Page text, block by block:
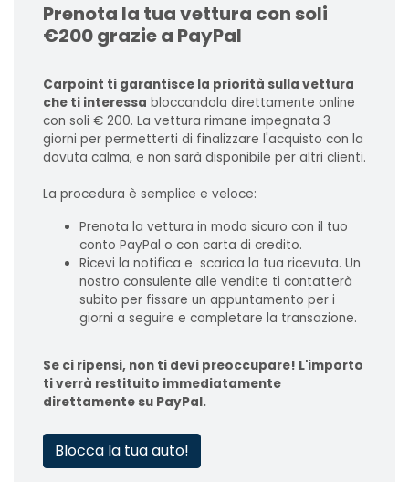
Prenota la tua vettura con soli
€200 grazie a PayPal
Carpoint ti garantisce la priorità sulla vettura
che ti interessa bloccandola direttamente online
con soli € 200. La vettura rimane impegnata 3
giorni per permetterti di finalizzare l'acquisto con la
dovuta calma, e non sarà disponibile per altri clienti.
La procedura è semplice e veloce:
Prenota la vettura in modo sicuro con il tuo
conto PayPal o con carta di credito.
Ricevi la notifica e scarica la tua ricevuta. Un
nostro consulente alle vendite ti contatterà
subito per fissare un appuntamento per i
giorni a seguire e completare la transazione.
Se ci ripensi, non ti devi preoccupare! L'importo
ti verrà restituito immediatamente
direttamente su PayPal.
Blocca la tua auto!